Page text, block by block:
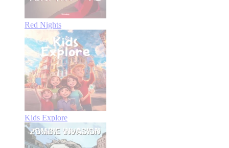
Red Nights
Kids Explore